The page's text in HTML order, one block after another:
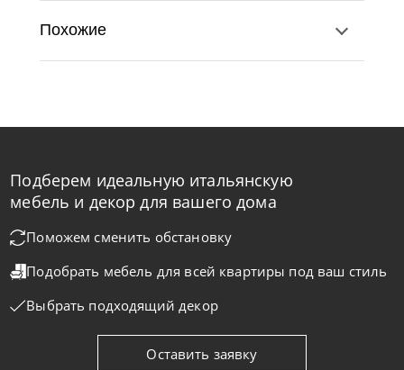
от
Bontempi
На заказ 45-90 дн
Похожие
Подберем идеальную итальянскую
мебель и декор для вашего дома
Поможем сменить обстановку
Подобрать мебель для всей квартиры под ваш стиль
Выбрать подходящий декор
Оставить заявку